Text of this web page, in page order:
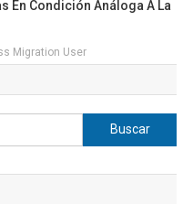
En Condición Análoga A La
Migration User
Buscar: